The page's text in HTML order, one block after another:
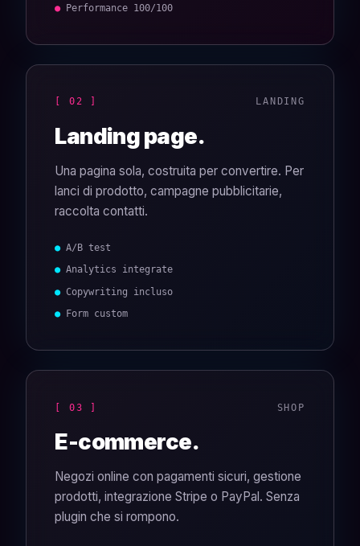
● Performance 100/100
[ 02 ] LANDING
Landing page.
Una pagina sola, costruita per convertire. Per
lanci di prodotto, campagne pubblicitarie,
raccolta contatti.
● A/B test
● Analytics integrate
● Copywriting incluso
● Form custom
[ 03 ] SHOP
E-commerce.
Negozi online con pagamenti sicuri, gestione
prodotti, integrazione Stripe o PayPal. Senza
plugin che si rompono.